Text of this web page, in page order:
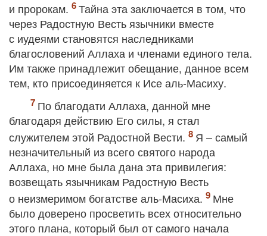
и пророкам.
Тайна эта заключается в том, что
через Радостную Весть язычники вместе
с иудеями становятся наследниками
благословений Аллаха и членами единого тела.
Им также принадлежит обещание, данное всем
тем, кто присоединяется к Исе аль-Масиху.
По благодати Аллаха, данной мне
благодаря действию Его силы, я стал
служителем этой Радостной Вести.
Я – самый
незначительный из всего святого народа
Аллаха, но мне была дана эта привилегия:
возвещать язычникам Радостную Весть
о неизмеримом богатстве аль-Масиха.
Мне
было доверено просветить всех относительно
этого плана, который был от самого начала